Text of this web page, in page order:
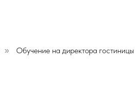
» Обучение на директора гостиницы